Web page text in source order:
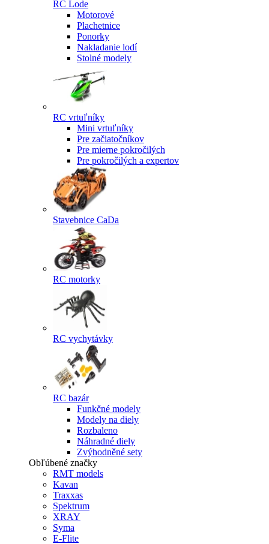
RC Lode
Motorové
Plachetnice
Ponorky
Nakladanie lodí
Stolné modely
RC vrtuľníky
Mini vrtuľníky
Pre začiatočníkov
Pre mierne pokročilých
Pre pokročilých a expertov
Stavebnice CaDa
RC motorky
RC vychytávky
RC bazár
Funkčné modely
Modely na diely
Rozbaleno
Náhradné diely
Zvýhodněné sety
Obľúbené značky
RMT models
Kavan
Traxxas
Spektrum
XRAY
Syma
E-Flite